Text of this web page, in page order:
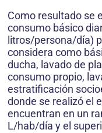
Como resultado se
consumo básico
litros/persona/día)
considera como
ducha, lavado de
consumo propio,
estratificación
donde se realizó el
encuentran en un
L/hab/día y el